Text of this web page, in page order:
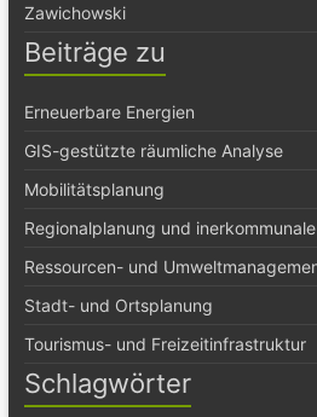
Zawichowski
Beiträge zu
Erneuerbare Energien
GIS-gestützte räumliche Analyse
Mobilitätsplanung
Regionalplanung und
Ressourcen- und
Stadt- und Ortsplanung
Tourismus- und Freizeitinfrastruktur
Schlagwörter